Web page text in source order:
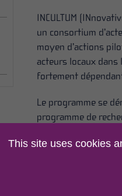
INCULTUM
un consortium
moyen d’actions
acteurs locaux dans
fortement
Le programme se
programme de
français,
développement
patrimoniaux qui
d’informations sur
This site uses cookies